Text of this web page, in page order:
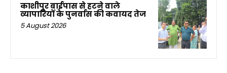
काशीपुर बाईपास से हटने वाले
व्यापारियों के पुनर्वास की कवायद तेज
5 August 2026